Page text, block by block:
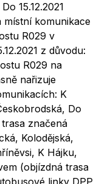
15.12.2021
komunikace
R029 v
z důvodu:
R029 na
nařizuje
K
Do
značená
Kolodějská,
K Hájku,
(objízdná trasa
linky DPP